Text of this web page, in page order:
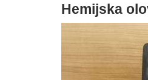
Hemijska